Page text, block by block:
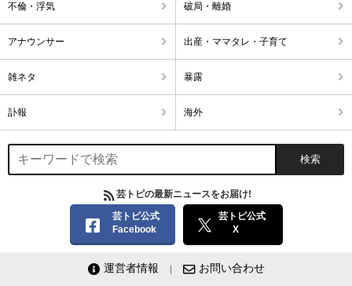
不倫・浮気 破局・離婚
アナウンサー 出産・ママタレ・子育て
雑ネタ 暴露
訃報 海外
芸トピの最新ニュースをお届け!
芸トピ公式
Facebook
芸トピ公式
X
運営者情報 お問い合わせ